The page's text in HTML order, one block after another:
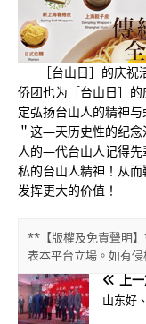
［台山日］的庆
侨团也为［台山日］
定弘扬台山人的精神
＂这—天历史性的纪
人的—代台山人记得先
私的台山人精神！从
发挥更大的价值！
**【版權及免責聲明
表本平台立場。如有侵
上
山东好